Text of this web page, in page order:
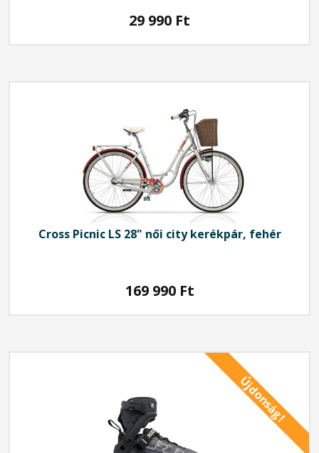
29 990 Ft
CrossPicnic LS 28" női city kerékpár, fehér
169 990 Ft
Újdonság!